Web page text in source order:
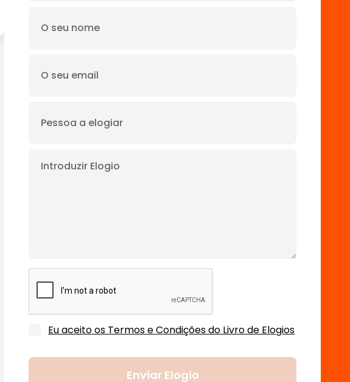
Eu aceito os Termos e Condições do Livro de Elogios
Enviar Elogio